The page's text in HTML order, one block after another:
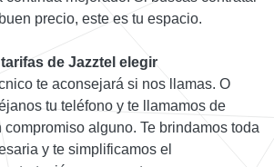
precio, este es tu espacio.
de Jazztel elegir
te aconsejará si nos llamas. O
tu teléfono y te llamamos de
compromiso alguno. Te brindamos toda
y te simplificamos el